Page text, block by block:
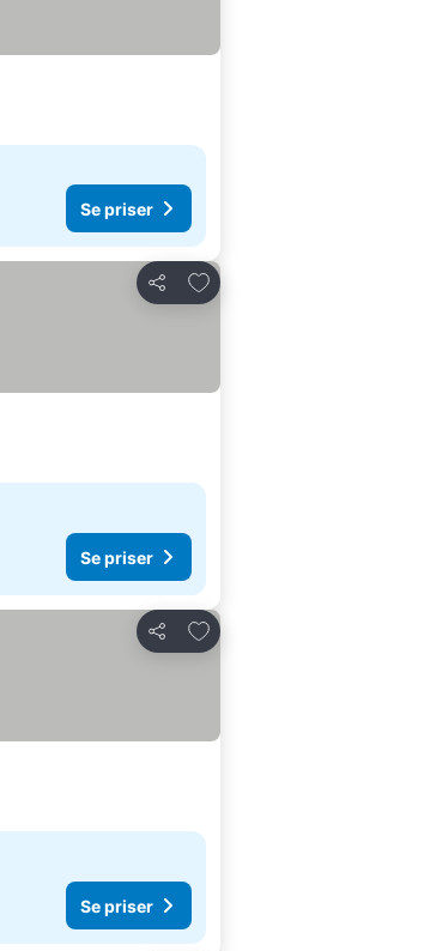
Se priser
Del
Føj til favoritter
Se priser
Del
Føj til favoritter
Se priser